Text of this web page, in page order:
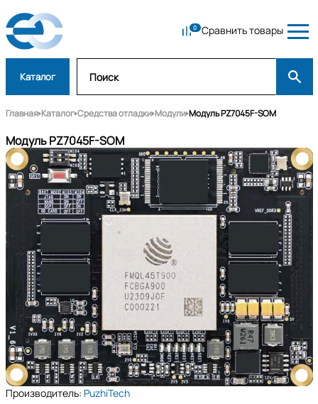
Сравнить товары
Каталог
Главная Каталог Средства отладки Модули Модуль PZ7045F-SOM
Модуль PZ7045F-SOM
Производитель: PuzhiTech